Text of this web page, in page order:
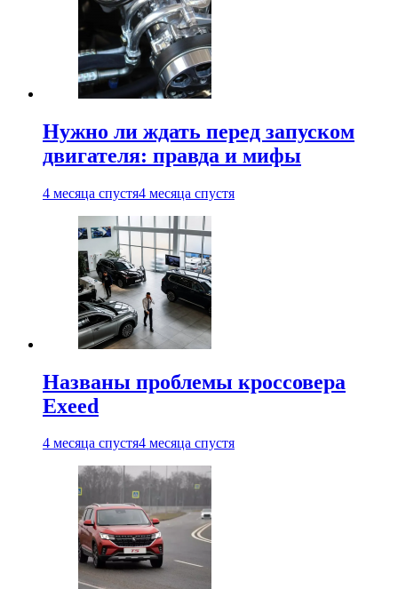
Нужно ли ждать перед запуском
двигателя: правда и мифы
4 месяца спустя4 месяца спустя
Названы проблемы кроссовера
Exeed
4 месяца спустя4 месяца спустя